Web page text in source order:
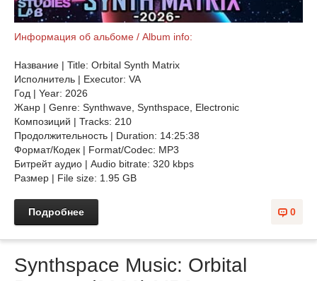
Информация об альбоме / Album info:
Название | Title: Orbital Synth Matrix
Исполнитель | Executor: VA
Год | Year: 2026
Жанр | Genre: Synthwave, Synthspace, Electronic
Композиций | Tracks: 210
Продолжительность | Duration: 14:25:38
Формат/Кодек | Format/Codec: MP3
Битрейт аудио | Audio bitrate: 320 kbps
Размер | File size: 1.95 GB
0
Подробнее
Synthspace Music: Orbital